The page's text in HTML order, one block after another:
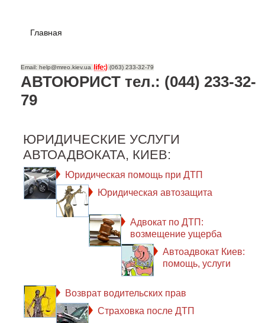
Главная
Email: help@mreo.kiev.ua (063) 233-32-79
АВТОЮРИСТ тел.: (044) 233-32-
79
ЮРИДИЧЕСКИЕ УСЛУГИ
АВТОАДВОКАТА, КИЕВ:
Юридическая помощь при ДТП
Юридическая автозащита
Адвокат по ДТП:
возмещение ущерба
Автоадвокат Киев:
помощь, услуги
Возврат водительских прав
Страховка после ДТП